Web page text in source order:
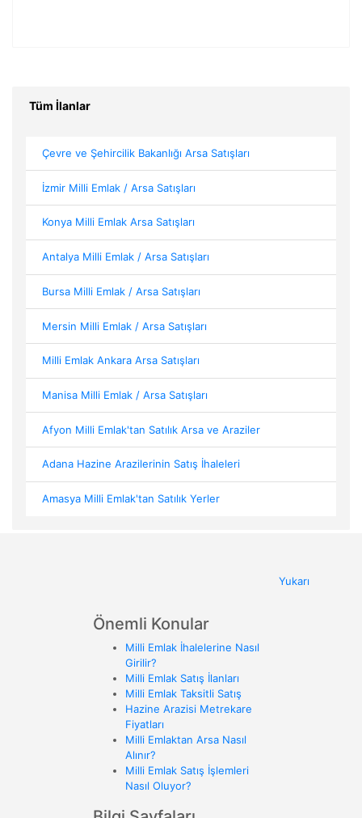
Tüm İlanlar
Çevre ve Şehircilik Bakanlığı Arsa Satışları
İzmir Milli Emlak / Arsa Satışları
Konya Milli Emlak Arsa Satışları
Antalya Milli Emlak / Arsa Satışları
Bursa Milli Emlak / Arsa Satışları
Mersin Milli Emlak / Arsa Satışları
Milli Emlak Ankara Arsa Satışları
Manisa Milli Emlak / Arsa Satışları
Afyon Milli Emlak'tan Satılık Arsa ve Araziler
Adana Hazine Arazilerinin Satış İhaleleri
Amasya Milli Emlak'tan Satılık Yerler
Yukarı
Önemli Konular
Milli Emlak İhalelerine Nasıl
Girilir?
Milli Emlak Satış İlanları
Milli Emlak Taksitli Satış
Hazine Arazisi Metrekare
Fiyatları
Milli Emlaktan Arsa Nasıl
Alınır?
Milli Emlak Satış İşlemleri
Nasıl Oluyor?